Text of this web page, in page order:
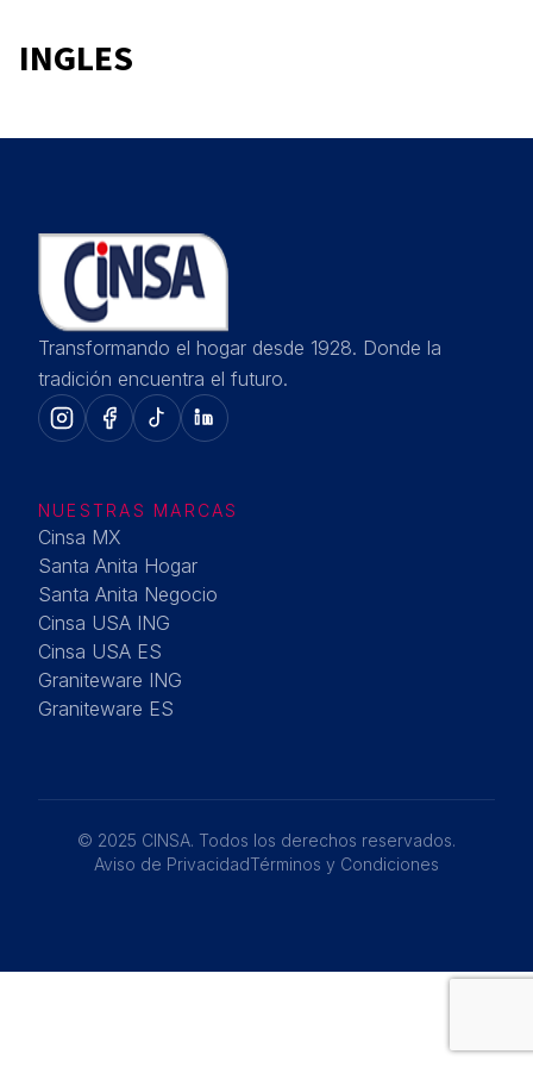
INGLES
Transformando el hogar desde 1928. Donde la
tradición encuentra el futuro.
NUESTRAS MARCAS
Cinsa MX
Santa Anita Hogar
Santa Anita Negocio
Cinsa USA ING
Cinsa USA ES
Graniteware ING
Graniteware ES
© 2025 CINSA. Todos los derechos reservados.
Aviso de PrivacidadTérminos y Condiciones